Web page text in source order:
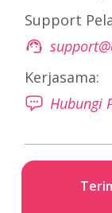
Support
Kerjasama:
Hubungi